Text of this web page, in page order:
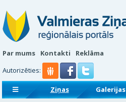
Par mums Kontakti
Reklāma
Autorizēties:
Ziņas Galerijas